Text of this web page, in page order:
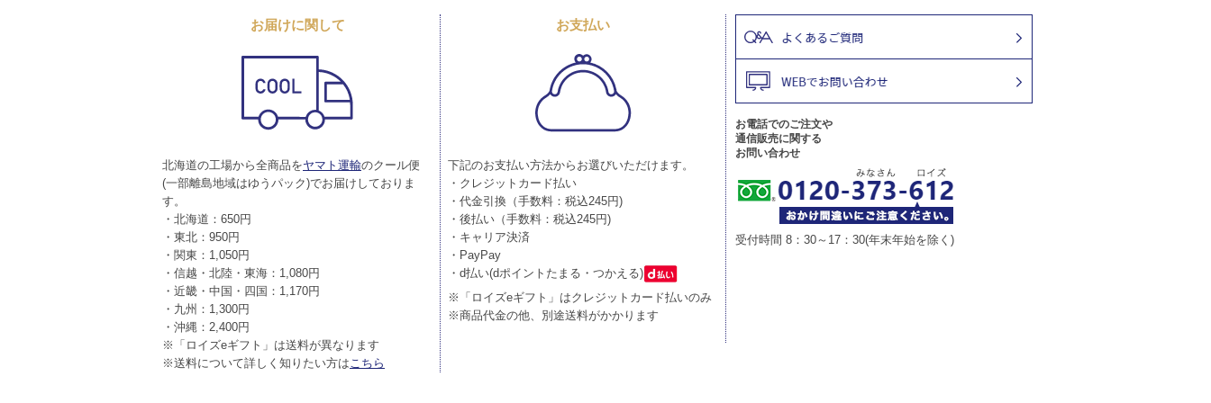
お届けに関して
北海道の工場から全商品をヤマト運輸のクール便
(一部離島地域はゆうパック)でお届けしておりま
す。
・北海道：650円
・東北：950円
・関東：1,050円
・信越・北陸・東海：1,080円
・近畿・中国・四国：1,170円
・九州：1,300円
・沖縄：2,400円
※「ロイズeギフト」は送料が異なります
※送料について詳しく知りたい方はこちら
お支払い
下記のお支払い方法からお選びいただけます。
・クレジットカード払い
・代金引換（手数料：税込245円)
・後払い（手数料：税込245円)
・キャリア決済
・PayPay
・d払い(dポイントたまる・つかえる)
※「ロイズeギフト」はクレジットカード払いのみ
※商品代金の他、別途送料がかかります
お電話でのご注文や
通信販売に関する
お問い合わせ
受付時間 8：30～17：30(年末年始を除く)